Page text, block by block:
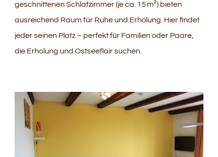
geschnittenen Schlafzimmer (je ca. 15 m²) bieten
ausreichend Raum für Ruhe und Erholung. Hier findet
jeder seinen Platz – perfekt für Familien oder Paare,
die Erholung und Ostseeflair suchen.